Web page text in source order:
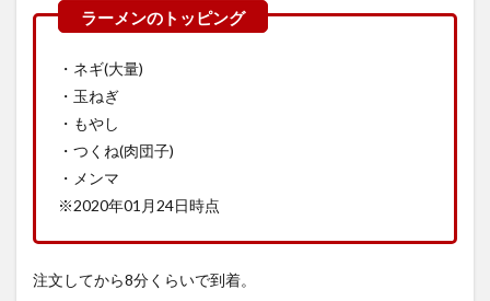
・ネギ(大量)
・玉ねぎ
・もやし
・つくね(肉団子)
・メンマ
※2020年01月24日時点
注文してから8分くらいで到着。